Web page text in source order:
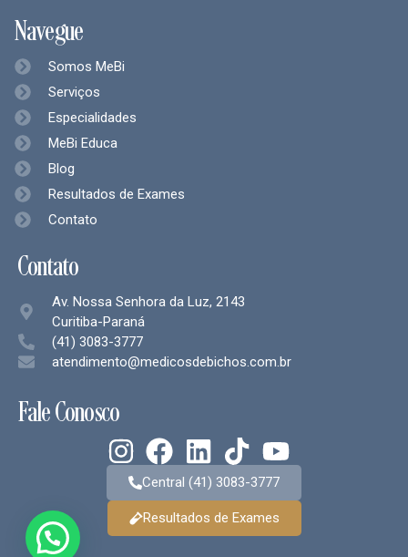
Navegue
Somos MeBi
Serviços
Especialidades
MeBi Educa
Blog
Resultados de Exames
Contato
Contato
Av. Nossa Senhora da Luz, 2143
Curitiba-Paraná
(41) 3083-3777
atendimento@medicosdebichos.com.br
Fale Conosco
Central (41) 3083-3777
Resultados de Exames